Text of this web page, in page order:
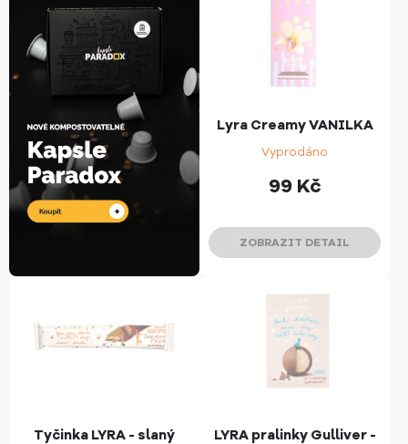
Lyra Creamy VANILKA
Vyprodáno
99 Kč
ZOBRAZIT DETAIL
Tyčinka LYRA - slaný
LYRA pralinky Gulliver -